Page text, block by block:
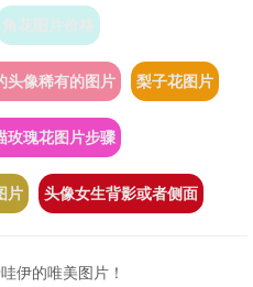
角花图片价格
头像稀有的图片 梨子花图片
玫瑰花图片步骤
片 头像女生背影或者侧面
伊的唯美图片！